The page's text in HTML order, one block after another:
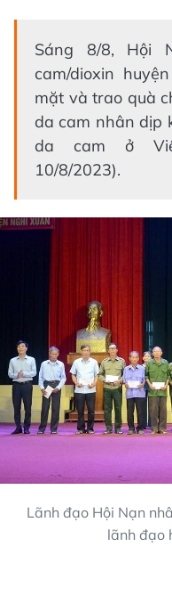
Sáng 8/8, Hội
cam/dioxin
mặt và trao quà
da cam nhân dịp
da cam ở
10/8/2023).
Lãnh đạo Hội Nạn
lãnh đạo